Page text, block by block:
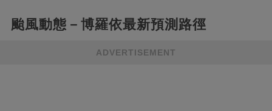
颱風動態－博羅依最新預測路徑
ADVERTISEMENT